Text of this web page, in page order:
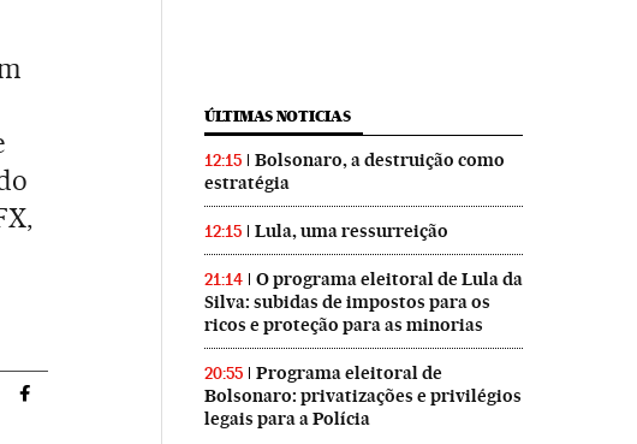
El País Brasil en Twitter
El País Brasil en Instagram
Cultura El País Brasil en Facebook
ÚLTIMAS NOTICIAS
12:15
Bolsonaro, a destruição como
estratégia
12:15 Lula, uma ressurreição
21:14
O programa eleitoral de Lula da
Silva: subidas de impostos para os
ricos e proteção para as minorias
20:55
Programa eleitoral de
Bolsonaro: privatizações e privilégios
legais para a Polícia